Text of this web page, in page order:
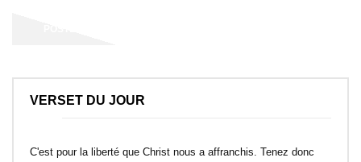
VERSET DU JOUR
C'est pour la liberté que Christ nous a affranchis. Tenez donc